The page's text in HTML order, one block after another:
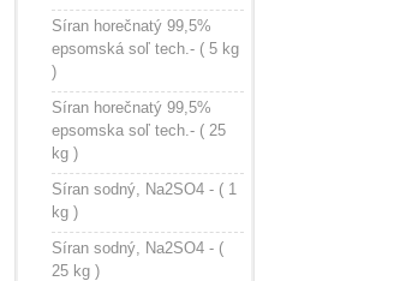
Síran horečnatý 99,5%
epsomská soľ tech.- ( 5 kg
)
Síran horečnatý 99,5%
epsomska soľ tech.- ( 25
kg )
Síran sodný, Na2SO4 - ( 1
kg )
Síran sodný, Na2SO4 - (
25 kg )